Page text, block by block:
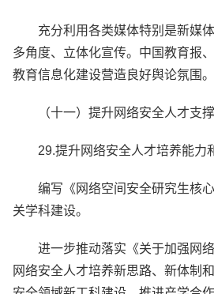
充分利用各类媒体特别是新媒
多角度、立体化宣传。中国教育报
教育信息化建设营造良好舆论氛围。
（十一）提升网络安全人才支
29.提升网络安全人才培养能力
编写《网络空间安全研究生核
关学科建设。
进一步推动落实《关于加强网
网络安全人才培养新思路、新体制